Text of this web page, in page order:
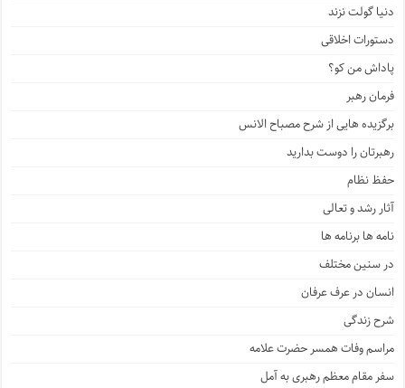
دنیا گولت نزند
دستورات اخلاقی
پاداش من کو؟
فرمان رهبر
برگزیده هایی از شرح مصباح الانس
رهبرتان را دوست بدارید
حفظ نظام
آثار رشد و تعالی
نامه ها برنامه ها
در سنین مختلف
انسان در عرف عرفان
شرح زندگی
مراسم وفات همسر حضرت علامه
سفر مقام معظم رهبری به آمل